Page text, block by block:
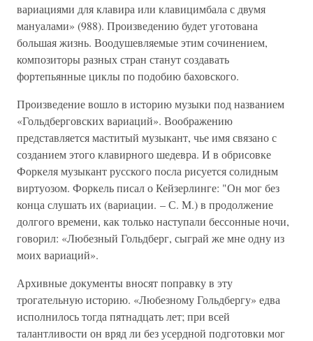
вариациями для клавира или клавицимбала с двумя
мануалами» (988). Произведению будет уготована
большая жизнь. Воодушевляемые этим сочинением,
композиторы разных стран станут создавать
фортепьянные циклы по подобию баховского.
Произведение вошло в историю музыки под названием
«Гольдберговских вариаций». Воображению
представляется маститый музыкант, чье имя связано с
созданием этого клавирного шедевра. И в обрисовке
Форкеля музыкант русского посла рисуется солидным
виртуозом. Форкель писал о Кейзерлинге: "Он мог без
конца слушать их (вариации. – С. М.) в продолжение
долгого времени, как только наступали бессонные ночи,
говорил: «Любезный Гольдберг, сыграй же мне одну из
моих вариаций».
Архивные документы вносят поправку в эту
трогательную историю. «Любезному Гольдбергу» едва
исполнилось тогда пятнадцать лет; при всей
талантливости он вряд ли без усердной подготовки мог